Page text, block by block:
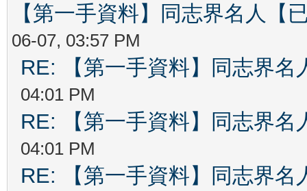
【第一手資料】同志界名人【
06-07, 03:57 PM
RE: 【第一手資料】同志界名
04:01 PM
RE: 【第一手資料】同志界名
04:01 PM
RE: 【第一手資料】同志界名